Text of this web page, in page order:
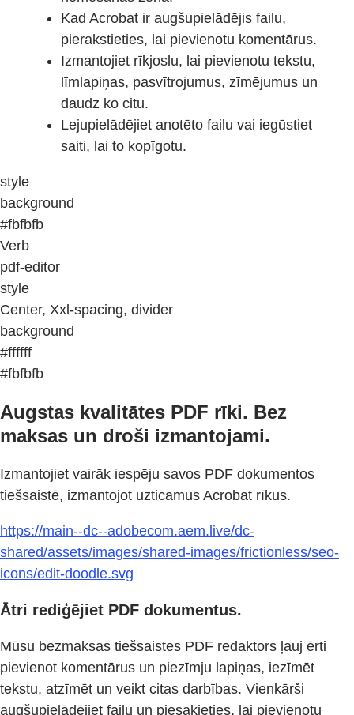
Kad Acrobat ir augšupielādējis failu,
pierakstieties, lai pievienotu komentārus.
Izmantojiet rīkjoslu, lai pievienotu tekstu,
līmlapiņas, pasvītrojumus, zīmējumus un
daudz ko citu.
Lejupielādējiet anotēto failu vai iegūstiet
saiti, lai to kopīgotu.
style
background
#fbfbfb
Verb
pdf-editor
style
Center, Xxl-spacing, divider
background
#ffffff
#fbfbfb
Augstas kvalitātes PDF rīki. Bez
maksas un droši izmantojami.
Izmantojiet vairāk iespēju savos PDF dokumentos
tiešsaistē, izmantojot uzticamus Acrobat rīkus.
https://main--dc--adobecom.aem.live/dc-
shared/assets/images/shared-images/frictionless/seo-
icons/edit-doodle.svg
Ātri rediģējiet PDF dokumentus.
Mūsu bezmaksas tiešsaistes PDF redaktors ļauj ērti
pievienot komentārus un piezīmju lapiņas, iezīmēt
tekstu, atzīmēt un veikt citas darbības. Vienkārši
augšupielādējiet failu un piesakieties, lai pievienotu